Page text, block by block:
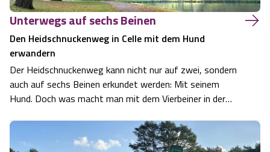
Unterwegs auf sechs Beinen
Den Heidschnuckenweg in Celle mit dem Hund
erwandern
Der Heidschnuckenweg kann nicht nur auf zwei, sondern
auch auf sechs Beinen erkundet werden: Mit seinem
Hund. Doch was macht man mit dem Vierbeiner in der
ihren Spaß haben, beweist unsere Jack Russel Terrier
Hündin Emma. Die 13. und letzte Etappe…